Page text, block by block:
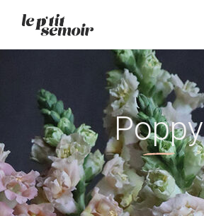
No products in the cart.
Poppy